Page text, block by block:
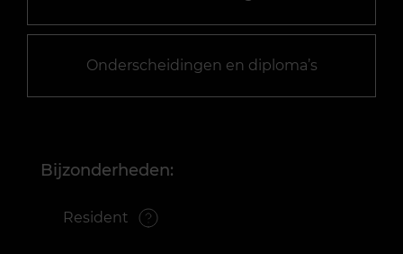
Onderscheidingen en diploma’s
Bijzonderheden:
Resident